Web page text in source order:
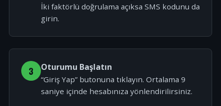
İki faktörlü doğrulama açıksa SMS kodunu da
girin.
3 Oturumu Başlatın
“Giriş Yap” butonuna tıklayın. Ortalama 9
saniye içinde hesabınıza yönlendirilirsiniz.